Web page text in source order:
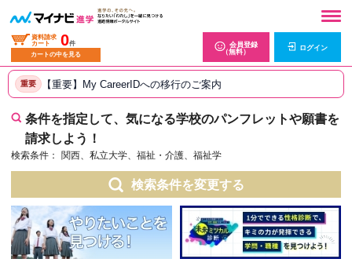
資料請求
カート
0件
カートの中を見る
会員登録
（無料）
ログイン
重要 【重要】My CareerIDへの移行のご案内
条件を指定して、気になる学校のパンフレットや願書を
請求しよう！
検索条件： 関西、私立大学、福祉・介護、福祉学
検索条件を変更する